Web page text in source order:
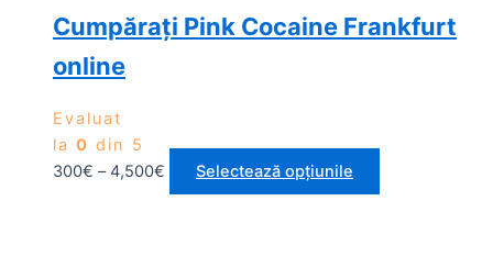
Cumpărați Pink Cocaine Frankfurt
online
Evaluat
la 0 din 5
300€ – 4,500€ Selectează opțiunile